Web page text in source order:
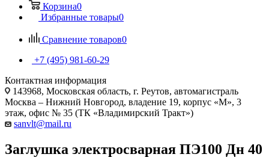
Корзина0
Избранные товары0
Сравнение товаров0
+7 (495) 981-60-29
Контактная информация
143968, Московская область, г. Реутов, автомагистраль
Москва – Нижний Новгород, владение 19, корпус «М», 3
этаж, офис № 35 (ТК «Владимирский Тракт»)
sanvlt@mail.ru
Заглушка электросварная ПЭ100 Дн 40